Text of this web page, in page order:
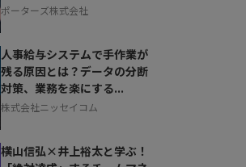
ポーターズ株式会社
人事給与システムで手作業が
残る原因とは？データの分断
対策、業務を楽にする...
株式会社ニッセイコム
横山信弘×井上裕太と学ぶ！